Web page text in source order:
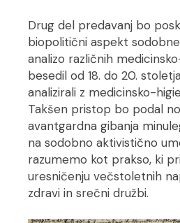
Drug del predavanj bo
biopolitični aspekt
analizo različnih
besedil od 18. do 20.
analizirali z medicinsko-
Takšen pristop bo podal
avantgardna gibanja
na sodobno aktivistično
razumemo kot prakso, ki
uresničenju večstoletnih
zdravi in srečni družbi.